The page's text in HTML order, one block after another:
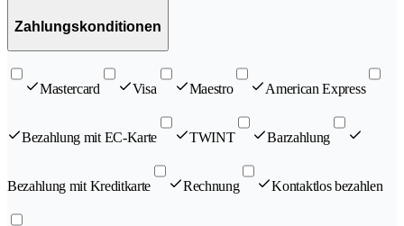
Zahlungskonditionen
Mastercard Visa Maestro American Express
Bezahlung mit EC-Karte TWINT Barzahlung
Bezahlung mit Kreditkarte Rechnung Kontaktlos bezahlen